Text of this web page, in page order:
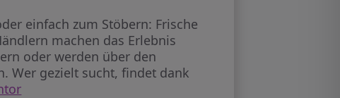
einfach zum Stöbern: Frische
machen das Erlebnis
oder werden über den
Wer gezielt sucht, findet dank